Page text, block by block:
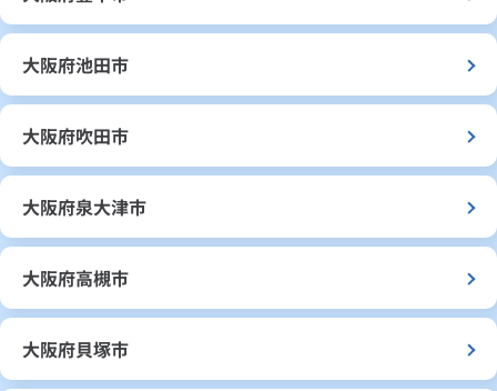
大阪府池田市
大阪府吹田市
大阪府泉大津市
大阪府高槻市
大阪府貝塚市